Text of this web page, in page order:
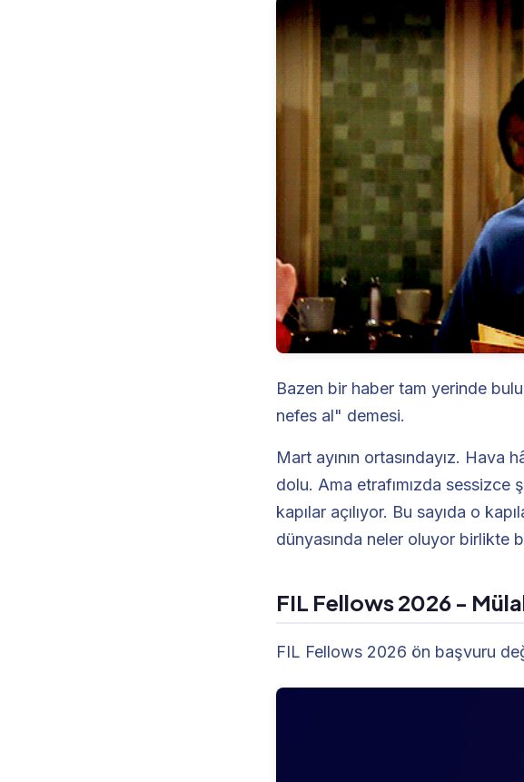
Bazen bir haber tam yerinde
nefes al" demesi.
Mart ayının ortasındayız. Hava
dolu. Ama etrafımızda
kapılar açılıyor. Bu sayıda o
dünyasında neler oluyor birlikte
FIL Fellows 2026 -
FIL Fellows 2026 ön başvuru